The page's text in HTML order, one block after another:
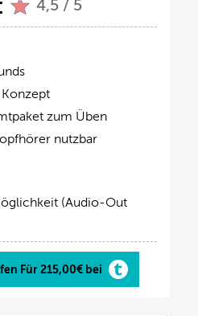
4,5 / 5
zum Üben
nutzbar
(Audio-Out
Für 215,00€ bei